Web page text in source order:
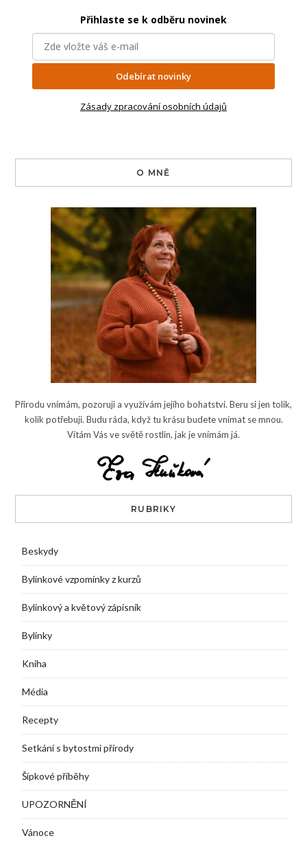
Přihlaste se k odběru novinek
Odebírat novinky
Zásady zpracování osobních údajů
O MNĚ
Přírodu vnímám, pozoruji a využívám jejího bohatství. Beru si jen tolik,
kolik potřebuji. Budu ráda, když tu krásu budete vnímat se mnou.
Vítám Vás ve světě rostlin, jak je vnímám já.
RUBRIKY
Beskydy
Bylinkové vzpomínky z kurzů
Bylinkový a květový zápisník
Bylinky
Kniha
Média
Recepty
Setkání s bytostmi přírody
Šípkové příběhy
UPOZORNĚNÍ
Vánoce